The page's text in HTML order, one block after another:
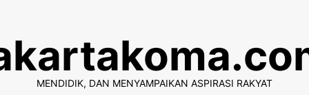
content
MENDIDIK, DAN MENYAMPAIKAN ASPIRASI RAKYAT